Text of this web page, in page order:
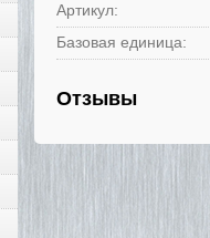
Артикул:
Базовая единица:
Отзывы